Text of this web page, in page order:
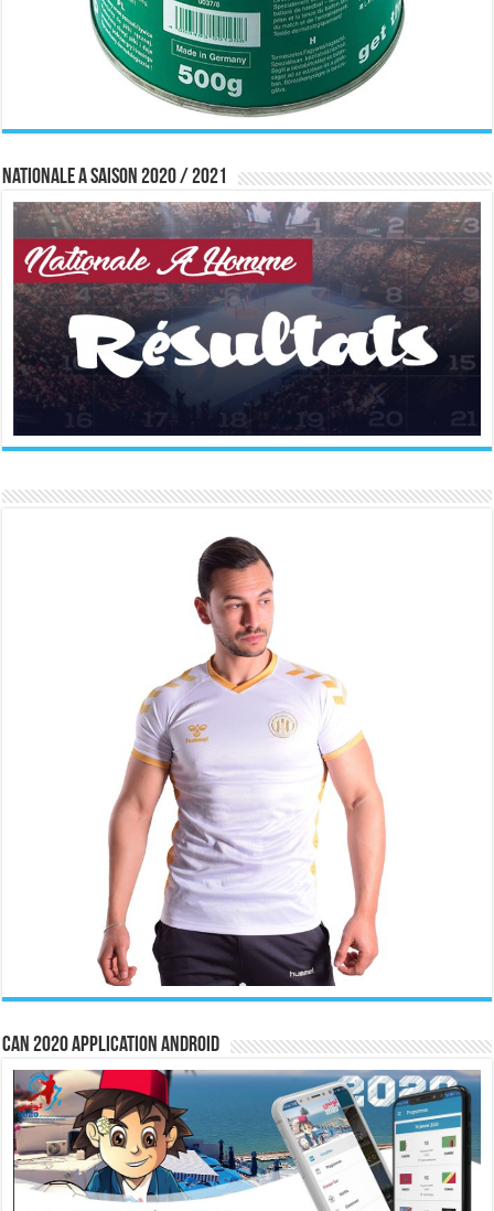
Nationale A saison 2020 / 2021
CAN 2020 Application Android